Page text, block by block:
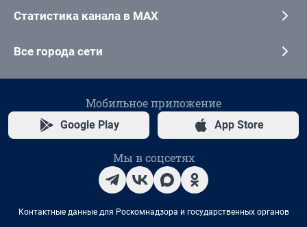
Статистика канала в MAX
Все города сети
Мобильное приложение
Google Play App Store
Мы в соцсетях
Контактные данные для Роскомнадзора и государственных органов